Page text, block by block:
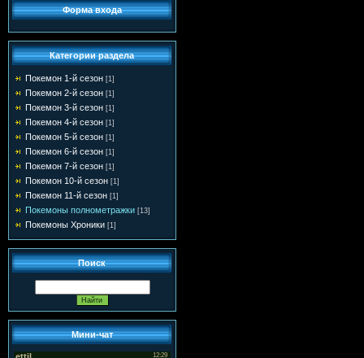
Форма входа
Категории раздела
Покемон 1-й сезон [1]
Покемон 2-й сезон [1]
Покемон 3-й сезон [1]
Покемон 4-й сезон [1]
Покемон 5-й сезон [1]
Покемон 6-й сезон [1]
Покемон 7-й сезон [1]
Покемон 10-й сезон [1]
Покемон 11-й сезон [1]
Покемоны полнометражки [13]
Покемоны Хроники [1]
Поиск
Мини-чат